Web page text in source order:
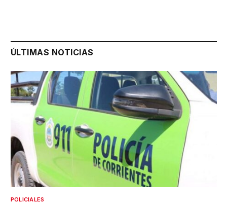
ÚLTIMAS NOTICIAS
POLICIALES